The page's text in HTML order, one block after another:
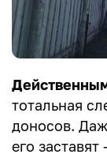
тотальная
доносов.
его заставят